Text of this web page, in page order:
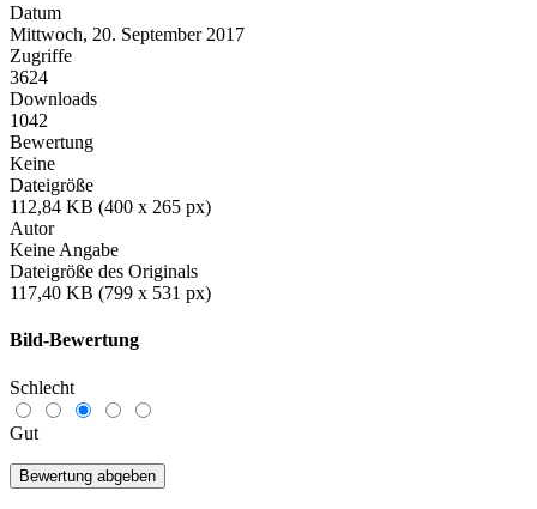
Datum
Mittwoch, 20. September 2017
Zugriffe
3624
Downloads
1042
Bewertung
Keine
Dateigröße
112,84 KB (400 x 265 px)
Autor
Keine Angabe
Dateigröße des Originals
117,40 KB (799 x 531 px)
Bild-Bewertung
Schlecht
Gut